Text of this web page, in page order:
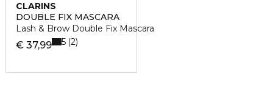
CLARINS
DOUBLE FIX MASCARA
Lash & Brow Double Fix Mascara
€ 37,99 5 2